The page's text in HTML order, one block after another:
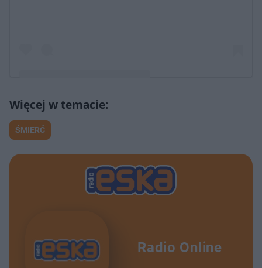
Post udostępniony przez The New York Times (@nytimes)
ŚMIERĆ
Radio Online